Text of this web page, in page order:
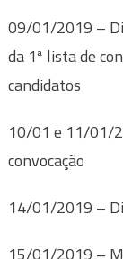
09/01/2019 –
da 1ª lista de
candidatos
10/01 e 11/01/
convocação
14/01/2019 –
15/01/2019 –